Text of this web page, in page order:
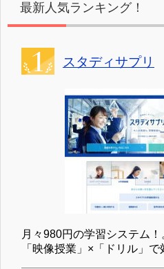
最新人気ランキング！
スタディサプリ
月々980円の学習システム！
「映像授業」×「ドリル」